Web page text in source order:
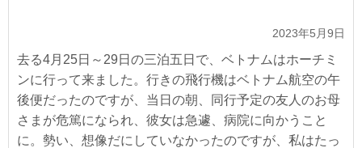
2023年5月9日
去る4月25日～29日の三泊五日で、ベトナムはホーチミ
ンに行って来ました。行きの飛行機はベトナム航空の午
後便だったのですが、当日の朝、同行予定の友人のお母
さまが危篤になられ、彼女は急遽、病院に向かうこと
に。勢い、想像だにしていなかったのですが、私はたっ